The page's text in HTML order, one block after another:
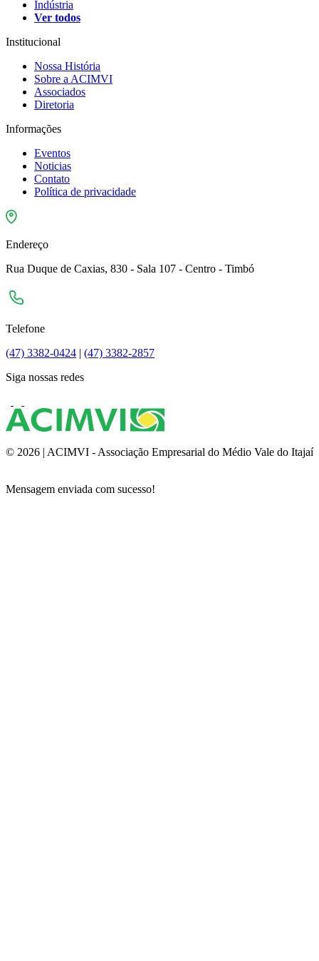
Indústria
Ver todos
Institucional
Nossa História
Sobre a ACIMVI
Associados
Diretoria
Informações
Eventos
Noticias
Contato
Política de privacidade
Endereço
Rua Duque de Caxias, 830 - Sala 107 - Centro - Timbó
Telefone
(47) 3382-0424 | (47) 3382-2857
Siga nossas redes
© 2026 | ACIMVI - Associação Empresarial do Médio Vale do Itajaí
Mensagem enviada com sucesso!